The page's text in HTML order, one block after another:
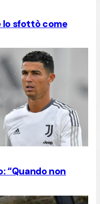
lo sfottò come
“Quando non